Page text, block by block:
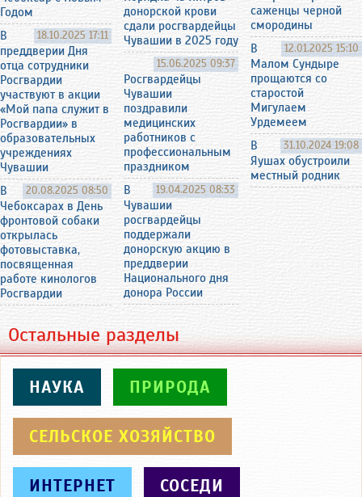
Годом
18.10.2025 17:11
В
преддверии Дня
отца сотрудники
Росгвардии
участвуют в акции
«Мой папа служит в
Росгвардии» в
образовательных
учреждениях
Чувашии
20.08.2025 08:50
В
Чебоксарах в День
фронтовой собаки
открылась
фотовыставка,
посвященная
работе кинологов
Росгвардии
донорской крови
сдали росгвардейцы
Чувашии в 2025 году
15.06.2025 09:37
Росгвардейцы
Чувашии
поздравили
медицинских
работников с
профессиональным
праздником
19.04.2025 08:33
В
Чувашии
росгвардейцы
поддержали
донорскую акцию в
преддверии
Национального дня
донора России
саженцы черной
смородины
12.01.2025 15:10
В
Малом Сундыре
прощаются со
старостой
Мигулаем
Урдемеем
31.10.2024 19:08
В
Яушах обустроили
местный родник
Остальные разделы
НАУКА ПРИРОДА
СЕЛЬСКОЕ ХОЗЯЙСТВО
ИНТЕРНЕТ СОСЕДИ